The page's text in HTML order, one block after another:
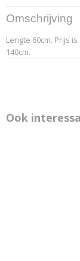
Productcode
9.3
Afmetingen (l,b,h)
60 x 140 x 0 cm
Omschrijving
Lengte 60cm. Prijs
140cm.
Ook